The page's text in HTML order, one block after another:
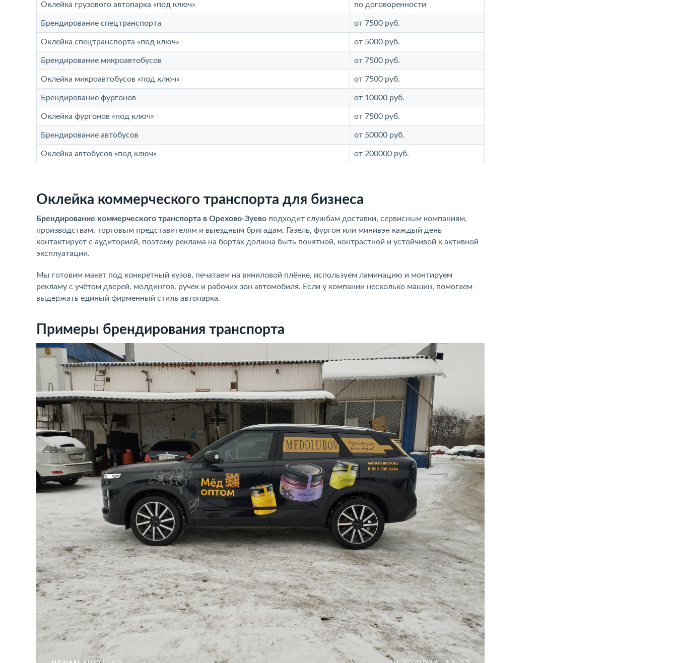
Оклейка грузового автопарка «под ключ» по договоренности
Брендирование спецтранспорта от 7500 руб.
Оклейка спецтранспорта «под ключ» от 5000 руб.
Брендирование микроавтобусов от 7500 руб.
Оклейка микроавтобусов «под ключ» от 7500 руб.
Брендирование фургонов от 10000 руб.
Оклейка фургонов «под ключ» от 7500 руб.
Брендирование автобусов от 50000 руб.
Оклейка автобусов «под ключ» от 200000 руб.
Оклейка коммерческого транспорта для бизнеса
Брендирование коммерческого транспорта в Орехово-Зуево подходит службам доставки, сервисным компаниям,
производствам, торговым представителям и выездным бригадам. Газель, фургон или минивэн каждый день
контактирует с аудиторией, поэтому реклама на бортах должна быть понятной, контрастной и устойчивой к активной
эксплуатации.
Мы готовим макет под конкретный кузов, печатаем на виниловой плёнке, используем ламинацию и монтируем
рекламу с учётом дверей, молдингов, ручек и рабочих зон автомобиля. Если у компании несколько машин, помогаем
выдержать единый фирменный стиль автопарка.
Примеры брендирования транспорта